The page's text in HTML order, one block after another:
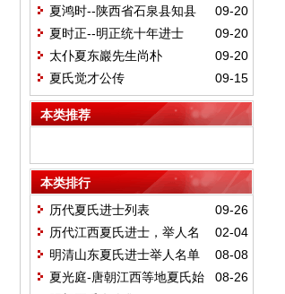
卿掌尚宝司事夏公行状
09-20
夏鸿时--陕西省石泉县知县
09-20
夏时正--明正统十年进士
09-20
太仆夏东巖先生尚朴
09-15
夏氏觉才公传
本类推荐
本类排行
09-26
历代夏氏进士列表
02-04
历代江西夏氏进士，举人名
录
08-08
明清山东夏氏进士举人名单
08-26
夏光庭-唐朝江西等地夏氏始